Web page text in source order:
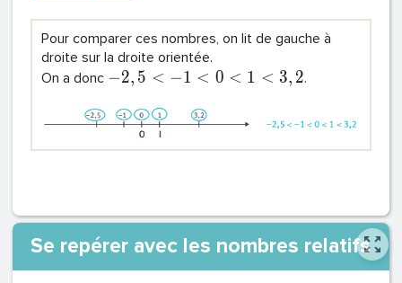
Pour comparer ces nombres, on lit de gauche à
droite sur la droite orientée.
On a donc −2, 5 < −1 < 0 < 1 < 3, 2.
Se repérer avec les nombres relatifs